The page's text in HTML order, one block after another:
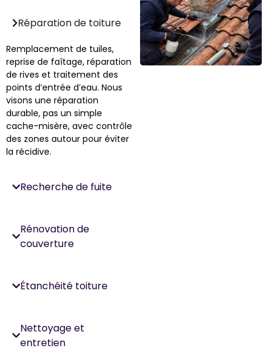
Réparation de toiture
Remplacement de tuiles,
reprise de faîtage, réparation
de rives et traitement des
points d’entrée d’eau. Nous
visons une réparation
durable, pas un simple
cache-misère, avec contrôle
des zones autour pour éviter
la récidive.
Recherche de fuite
Rénovation de
couverture
Étanchéité toiture
Nettoyage et
entretien